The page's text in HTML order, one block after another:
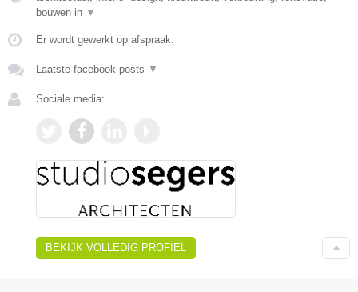
bouwen in ▼
Er wordt gewerkt op afspraak.
Laatste facebook posts ▼
Sociale media:
BEKIJK VOLLEDIG PROFIEL